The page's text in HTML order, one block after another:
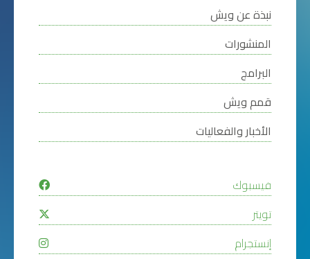
نبذة عن ويش
المنشورات
البرامج
قمم ويش
الأخبار والفعاليات
فيسبوك
تويتر
إنستجرام